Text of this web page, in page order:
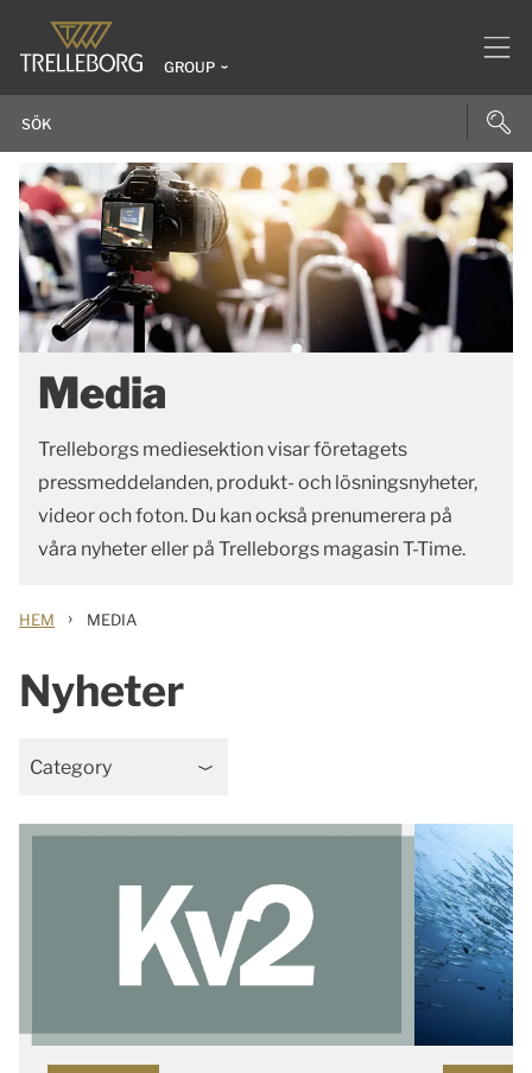
GROUP
Media
Trelleborgs mediesektion visar företagets
pressmeddelanden, produkt- och lösningsnyheter,
videor och foton. Du kan också prenumerera på
våra nyheter eller på Trelleborgs magasin T-Time.
HEM › MEDIA
Nyheter
Category